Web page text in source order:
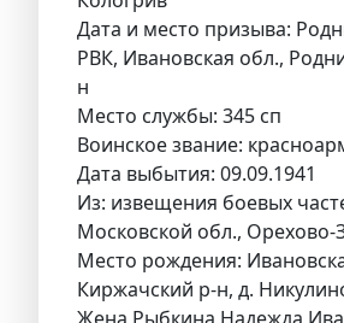
Дата и место призыва:
РВК, Ивановская обл.,
н
Место службы: 345 сп
Воинское звание:
Дата выбытия: 09.09.1941
Из: извещения боевых
Московской обл., Орехово-
Место рождения:
Киржачский р-н, д.